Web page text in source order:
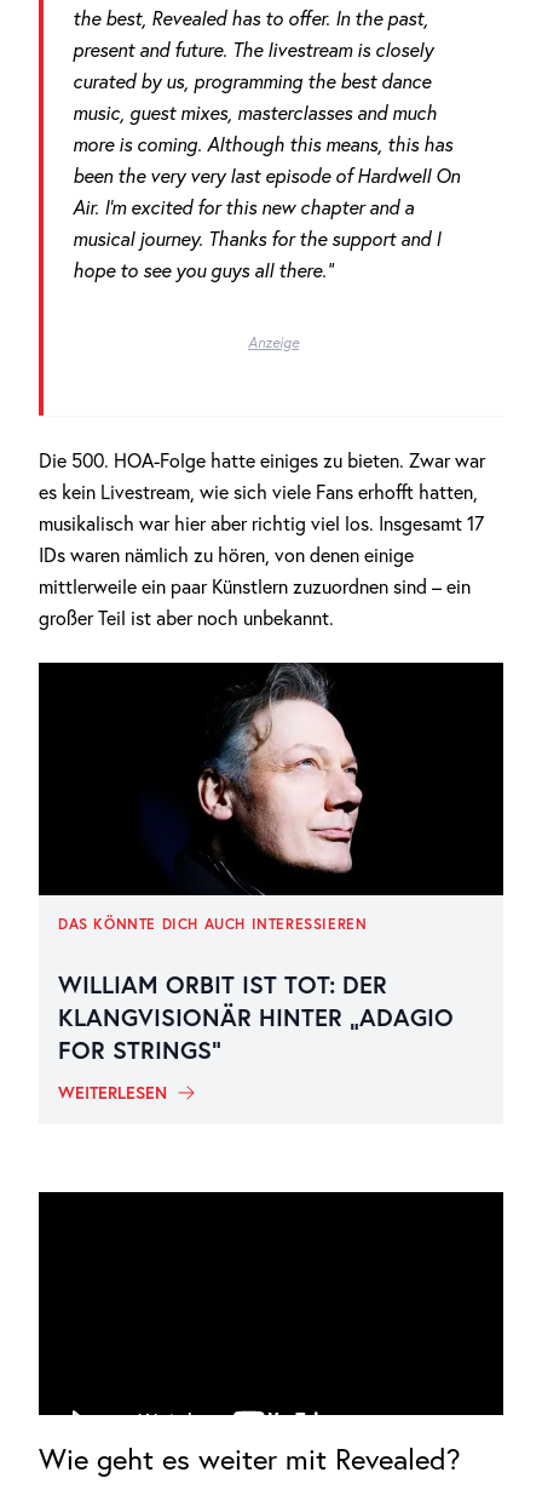
the best, Revealed has to offer. In the past,
present and future. The livestream is closely
curated by us, programming the best dance
music, guest mixes, masterclasses and much
more is coming. Although this means, this has
been the very very last episode of Hardwell On
Air. I’m excited for this new chapter and a
musical journey. Thanks for the support and I
hope to see you guys all there.“
Anzeige
Die 500. HOA-Folge hatte einiges zu bieten. Zwar war
es kein Livestream, wie sich viele Fans erhofft hatten,
musikalisch war hier aber richtig viel los. Insgesamt 17
IDs waren nämlich zu hören, von denen einige
mittlerweile ein paar Künstlern zuzuordnen sind – ein
großer Teil ist aber noch unbekannt.
DAS KÖNNTE DICH AUCH INTERESSIEREN
WILLIAM ORBIT IST TOT: DER
KLANGVISIONÄR HINTER „ADAGIO
FOR STRINGS“
WEITERLESEN
Wie geht es weiter mit Revealed?